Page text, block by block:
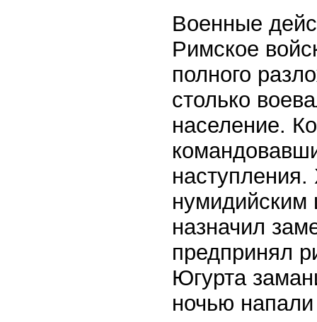
Военные
Римское
полного
столько
население.
назначил
предпринял
Югурта
ночью